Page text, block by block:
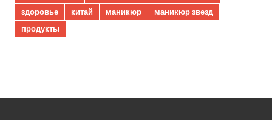
здоровье
китай маникюр
маникюр звезд
продукты